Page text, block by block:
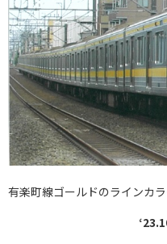
有楽町線ゴールドのラインカ